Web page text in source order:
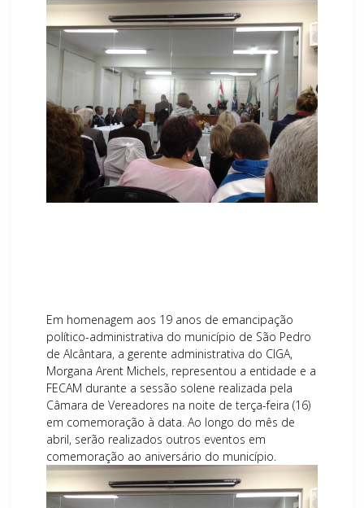
Em homenagem aos 19 anos de emancipação
político-administrativa do município de São Pedro
de Alcântara, a gerente administrativa do CIGA,
Morgana Arent Michels, representou a entidade e a
FECAM durante a sessão solene realizada pela
Câmara de Vereadores na noite de terça-feira (16)
em comemoração à data. Ao longo do mês de
abril, serão realizados outros eventos em
comemoração ao aniversário do município.